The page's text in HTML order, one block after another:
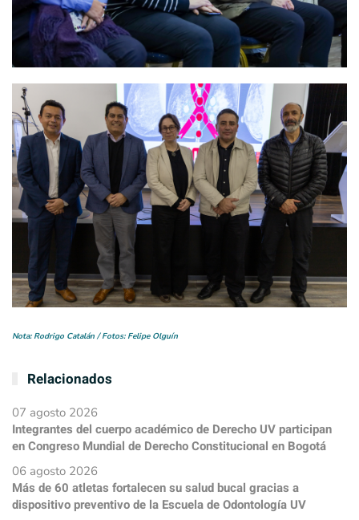
Nota: Rodrigo Catalán / Fotos: Felipe Olguín
Relacionados
07 agosto 2026
Integrantes del cuerpo académico de Derecho UV participan
en Congreso Mundial de Derecho Constitucional en Bogotá
06 agosto 2026
Más de 60 atletas fortalecen su salud bucal gracias a
dispositivo preventivo de la Escuela de Odontología UV